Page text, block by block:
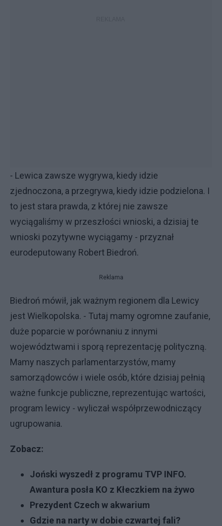
- Lewica zawsze wygrywa, kiedy idzie
zjednoczona, a przegrywa, kiedy idzie podzielona. I
to jest stara prawda, z której nie zawsze
wyciągaliśmy w przeszłości wnioski, a dzisiaj te
wnioski pozytywne wyciągamy - przyznał
eurodeputowany Robert Biedroń.
Reklama
Biedroń mówił, jak ważnym regionem dla Lewicy
jest Wielkopolska. - Tutaj mamy ogromne zaufanie,
duże poparcie w porównaniu z innymi
województwami i sporą reprezentację polityczną.
Mamy naszych parlamentarzystów, mamy
samorządowców i wiele osób, które dzisiaj pełnią
ważne funkcje publiczne, reprezentując wartości,
program lewicy - wyliczał współprzewodniczący
ugrupowania.
Zobacz:
Joński wyszedł z programu TVP INFO.
Awantura posła KO z Kłeczkiem na żywo
Prezydent Czech w akwarium
Gdzie na narty w dobie czwartej fali?